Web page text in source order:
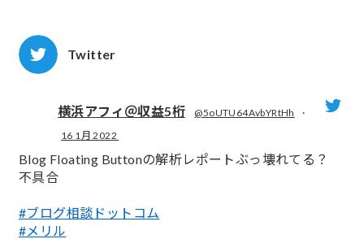
Twitter
横浜アフィ＠収益5桁 @5oUTU64AvbYRtHh
·
16 1月 2022
Blog Floating Buttonの解析レポートぶっ壊れてる？
不具合
#ブログ相談ドットコム
#メリル